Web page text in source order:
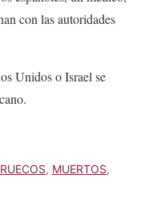
con las autoridades
Unidos o Israel se
, MUERTOS,